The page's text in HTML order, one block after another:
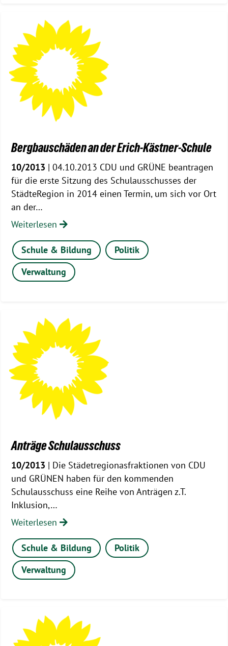
Bergbauschäden an der Erich-Kästner-Schule
10/2013 | 04.10.2013 CDU und GRÜNE beantragen
für die erste Sitzung des Schulausschusses der
StädteRegion in 2014 einen Termin, um sich vor Ort
an der…
Weiterlesen
Schule & Bildung
Politik
Verwaltung
Anträge Schulausschuss
10/2013 | Die Städetregionasfraktionen von CDU
und GRÜNEN haben für den kommenden
Schulausschuss eine Reihe von Anträgen z.T.
Inklusion,…
Weiterlesen
Schule & Bildung
Politik
Verwaltung